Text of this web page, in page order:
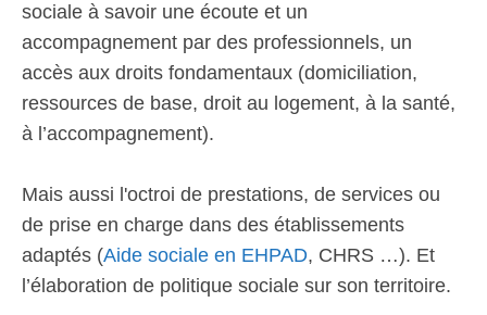
sociale à savoir une écoute et un
accompagnement par des professionnels, un
accès aux droits fondamentaux (domiciliation,
ressources de base, droit au logement, à la santé,
à l’accompagnement).
Mais aussi l'octroi de prestations, de services ou
de prise en charge dans des établissements
adaptés (Aide sociale en EHPAD, CHRS …). Et
l’élaboration de politique sociale sur son territoire.